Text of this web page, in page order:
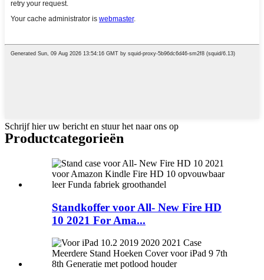
Schrijf hier uw bericht en stuur het naar ons op
Productcategorieën
Standkoffer voor All- New Fire HD
10 2021 For Ama...